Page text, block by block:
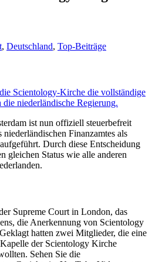
, Deutschland, Top-Beiträge
Scientology-Kirche die vollständige
niederländische Regierung.
ist nun offiziell steuerbefreit
Finanzamtes als
Durch diese Entscheidung
gleichen Status wie alle anderen
Supreme Court in London, das
die Anerkennung von Scientology
hatten zwei Mitglieder, die eine
der Scientology Kirche
Sehen Sie die